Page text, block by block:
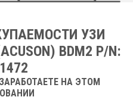
УЗИ
BDM2 P/N:
НА ЭТОМ